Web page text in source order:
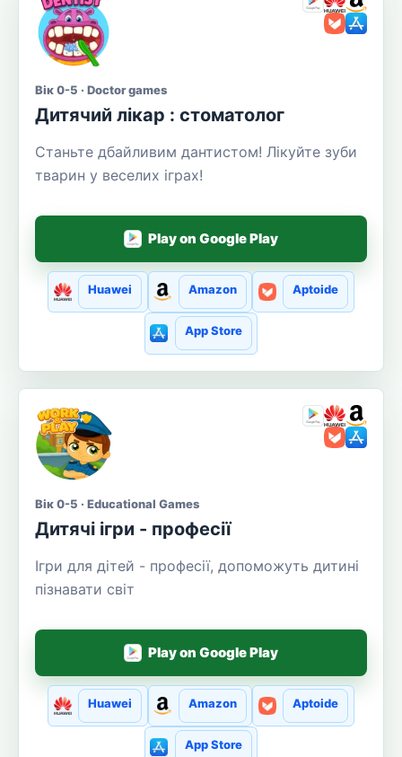
Вік 0-5 · Doctor games
Дитячий лікар : стоматолог
Станьте дбайливим дантистом! Лікуйте зуби
тварин у веселих іграх!
Play on Google Play
Huawei Amazon Aptoide
App Store
Вік 0-5 · Educational Games
Дитячі ігри - професії
Ігри для дітей - професії, допоможуть дитині
пізнавати світ
Play on Google Play
Huawei Amazon Aptoide
App Store